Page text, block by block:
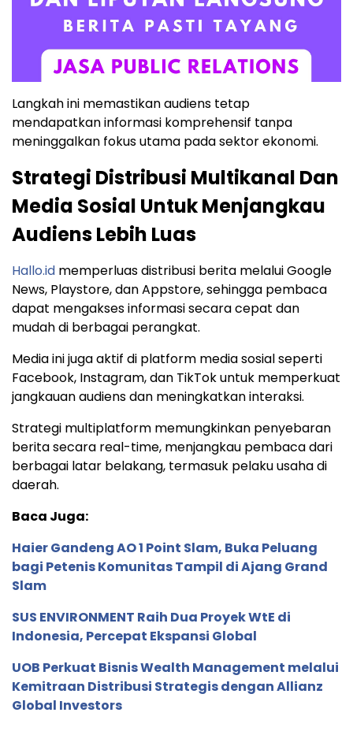
Langkah ini memastikan audiens tetap
mendapatkan informasi komprehensif tanpa
meninggalkan fokus utama pada sektor ekonomi.
Strategi Distribusi Multikanal Dan
Media Sosial Untuk Menjangkau
Audiens Lebih Luas
Hallo.id memperluas distribusi berita melalui Google
News, Playstore, dan Appstore, sehingga pembaca
dapat mengakses informasi secara cepat dan
mudah di berbagai perangkat.
Media ini juga aktif di platform media sosial seperti
Facebook, Instagram, dan TikTok untuk memperkuat
jangkauan audiens dan meningkatkan interaksi.
Strategi multiplatform memungkinkan penyebaran
berita secara real-time, menjangkau pembaca dari
berbagai latar belakang, termasuk pelaku usaha di
daerah.
Baca Juga:
Haier Gandeng AO 1 Point Slam, Buka Peluang
bagi Petenis Komunitas Tampil di Ajang Grand
Slam
SUS ENVIRONMENT Raih Dua Proyek WtE di
Indonesia, Percepat Ekspansi Global
UOB Perkuat Bisnis Wealth Management melalui
Kemitraan Distribusi Strategis dengan Allianz
Global Investors